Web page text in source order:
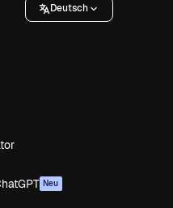
Deutsch
Neu